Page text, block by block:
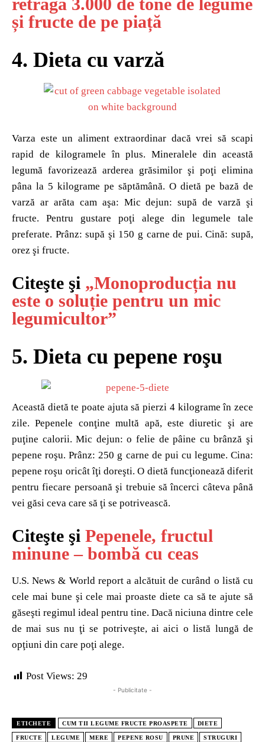
retragă 3.000 de tone de legume
și fructe de pe piață
4. Dieta cu varză
Varza este un aliment extraordinar dacă vrei să scapi
rapid de kilogramele în plus. Mineralele din această
legumă favorizează arderea grăsimilor şi poţi elimina
pâna la 5 kilograme pe săptămână. O dietă pe bază de
varză ar arăta cam aşa: Mic dejun: supă de varză şi
fructe. Pentru gustare poţi alege din legumele tale
preferate. Prânz: supă şi 150 g carne de pui. Cină: supă,
orez şi fructe.
Citeşte şi „Monoproducția nu
este o soluție pentru un mic
legumicultor”
5. Dieta cu pepene roşu
Această dietă te poate ajuta să pierzi 4 kilograme în zece
zile. Pepenele conţine multă apă, este diuretic şi are
puţine calorii. Mic dejun: o felie de pâine cu brânză şi
pepene roşu. Prânz: 250 g carne de pui cu legume. Cina:
pepene roşu oricât îţi doreşti. O dietă funcţionează diferit
pentru fiecare persoană şi trebuie să încerci câteva până
vei găsi ceva care să ţi se potrivească.
Citeşte şi Pepenele, fructul
minune – bombă cu ceas
U.S. News & World report a alcătuit de curând o listă cu
cele mai bune şi cele mai proaste diete ca să te ajute să
găseşti regimul ideal pentru tine. Dacă niciuna dintre cele
de mai sus nu ţi se potriveşte, ai aici o listă lungă de
opţiuni din care poţi alege.
Post Views: 29
- Publicitate -
ETICHETE CUM TII LEGUME FRUCTE PROASPETE DIETE
FRUCTE LEGUME MERE PEPENE ROSU PRUNE STRUGURI